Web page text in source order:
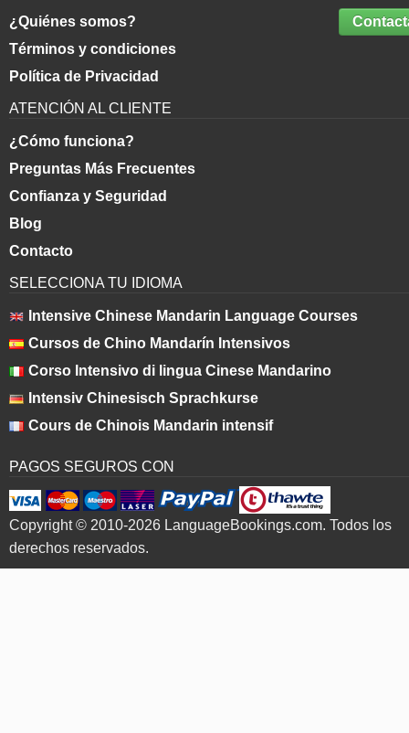
¿Quiénes somos?
Términos y condiciones
Política de Privacidad
ATENCIÓN AL CLIENTE
¿Cómo funciona?
Preguntas Más Frecuentes
Confianza y Seguridad
Blog
Contacto
SELECCIONA TU IDIOMA
Intensive Chinese Mandarin Language Courses
Cursos de Chino Mandarín Intensivos
Corso Intensivo di lingua Cinese Mandarino
Intensiv Chinesisch Sprachkurse
Cours de Chinois Mandarin intensif
PAGOS SEGUROS CON
Copyright © 2010-2026 LanguageBookings.com. Todos los
derechos reservados.